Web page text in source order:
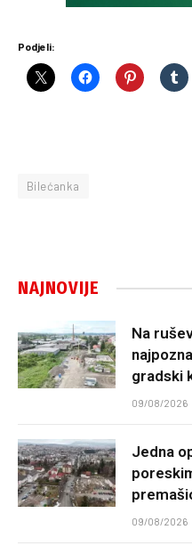
Podjeli:
Bilećanka
NAJNOVIJE
Na
gradski
09/08/2026
Jedna
09/08/2026